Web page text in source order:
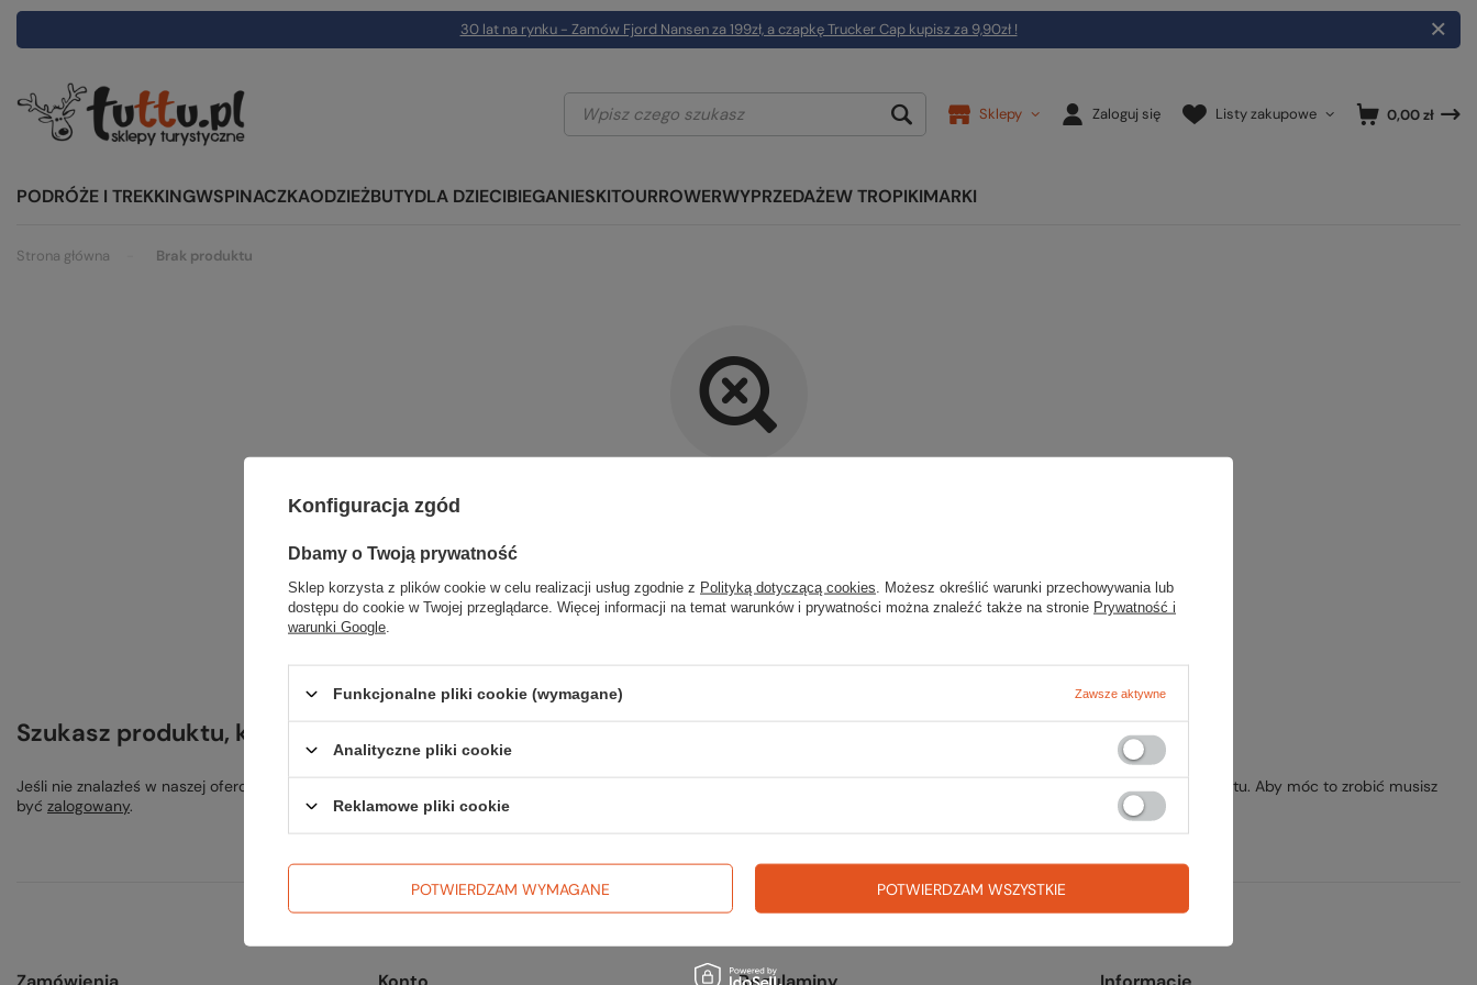
30 lat na rynku - Zamów Fjord Nansen za 199zł, a czapkę Trucker Cap kupisz za 9,90zł !
Sklepy Zaloguj się Listy zakupowe 0,00 zł
PODRÓŻE I TREKKINGWSPINACZKAODZIEŻBUTYDLA DZIECIBIEGANIESKITOURROWERWYPRZEDAŻEW TROPIKIMARKI
Strona główna Brak produktu
Szukany produkt nie został znaleziony.
Spróbuj sprecyzować dokładniejsze parametry. Skorzystaj z
Szukasz produktu, którego nie mamy w ofercie?
Jeśli nie znalazłeś w naszej ofercie produktu, a chciałbyś kupić go w naszym sklepie, możesz skorzystać ze specjalnego formularza i przesłać nam opis szukanego przedmiotu. Aby móc to zrobić musisz
być zalogowany.
Konfiguracja zgód
Dbamy o Twoją prywatność
Sklep korzysta z plików cookie w celu realizacji usług zgodnie z Polityką dotyczącą cookies . Możesz określić warunki przechowywania lub
dostępu do cookie w Twojej przeglądarce. Więcej informacji na temat warunków i prywatności można znaleźć także na stronie Prywatność i
warunki Google
Funkcjonalne pliki cookie (wymagane) Zawsze aktywne
Analityczne pliki cookie
Reklamowe pliki cookie
POTWIERDZAM WYMAGANE POTWIERDZAM WSZYSTKIE